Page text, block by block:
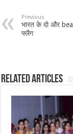
Previous
भारत के दो और
फ्लैग
Related Articles